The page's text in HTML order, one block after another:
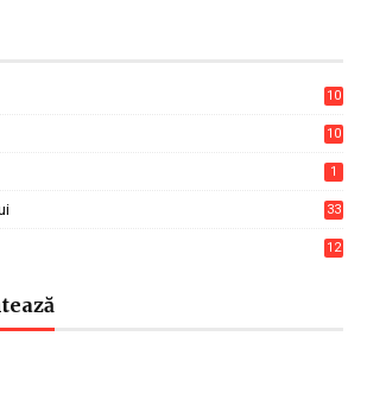
10
10
1
33
12